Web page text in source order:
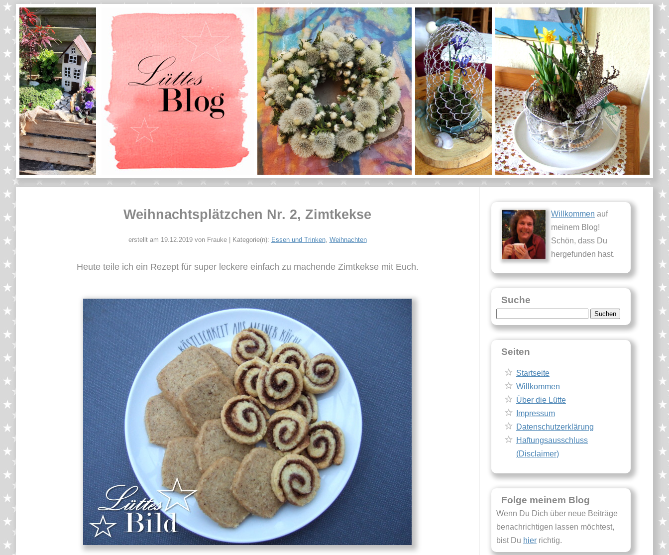
Weihnachtsplätzchen Nr. 2, Zimtkekse
erstellt am 19.12.2019 von Frauke | Kategorie(n): Essen und Trinken, Weihnachten
Heute teile ich ein Rezept für super leckere einfach zu machende Zimtkekse mit Euch.
Willkommen auf
meinem Blog!
Schön, dass Du
hergefunden hast.
Suche
nach:
Seiten
Startseite
Willkommen
Über die Lütte
Impressum
Datenschutzerklärung
Haftungsausschluss
(Disclaimer)
Folge meinem Blog
Wenn Du Dich über neue Beiträge
benachrichtigen lassen möchtest,
bist Du hier richtig.